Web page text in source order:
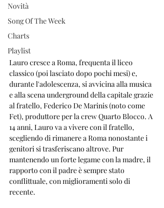
Novità
Song Of The Week
Charts
Playlist
Lauro cresce a Roma, frequenta il liceo
classico (poi lasciato dopo pochi mesi) e,
durante l'adolescenza, si avvicina alla musica
e alla scena underground della capitale grazie
al fratello, Federico De Marinis (noto come
Fet), produttore per la crew Quarto Blocco. A
14 anni, Lauro va a vivere con il fratello,
scegliendo di rimanere a Roma nonostante i
genitori si trasferiscano altrove. Pur
mantenendo un forte legame con la madre, il
rapporto con il padre è sempre stato
conflittuale, con miglioramenti solo di
recente.